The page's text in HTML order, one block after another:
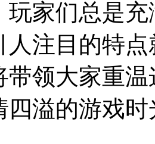
玩家们总是
人注目的特
带领大家重
四溢的游戏时